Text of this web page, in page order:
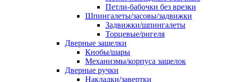
Петли-бабочки без врезки
Шпингалеты/засовы/задвижки
Задвижки/шпингалеты
Торцевые/ригеля
Дверные защелки
Кнобы/шары
Механизмы/корпуса защелок
Дверные ручки
Накладки/завертки